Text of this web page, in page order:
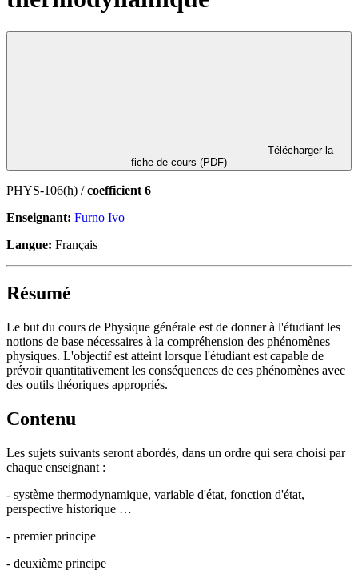
fiche de cours (PDF)
PHYS-106(h) /coefficient 6
Enseignant: Furno Ivo
Langue: Français
Résumé
Le but du cours de Physique générale est de donner à l'étudiant les
notions de base nécessaires à la compréhension des phénomènes
physiques. L'objectif est atteint lorsque l'étudiant est capable de
prévoir quantitativement les conséquences de ces phénomènes avec
des outils théoriques appropriés.
Contenu
Les sujets suivants seront abordés, dans un ordre qui sera choisi par
chaque enseignant :
- système thermodynamique, variable d'état, fonction d'état,
perspective historique …
- premier principe
- deuxième principe